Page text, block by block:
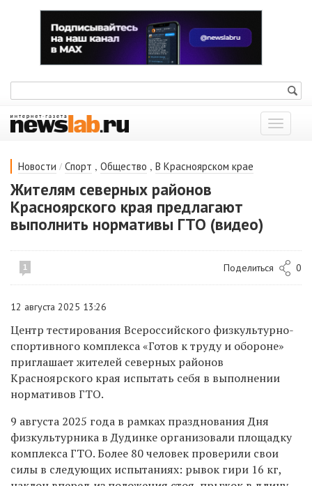
Показать
меню
Новости / Спорт , Общество , В Красноярском крае
Жителям северных районов
Красноярского края предлагают
выполнить нормативы ГТО (видео)
1 Поделиться 0
12 августа 2025 13:26
Центр тестирования Всероссийского физкультурно-
спортивного комплекса «Готов к труду и обороне»
приглашает жителей северных районов
Красноярского края испытать себя в выполнении
нормативов ГТО.
9 августа 2025 года в рамках празднования Дня
физкультурника в Дудинке организовали площадку
комплекса ГТО. Более 80 человек проверили свои
силы в следующих испытаниях: рывок гири 16 кг,